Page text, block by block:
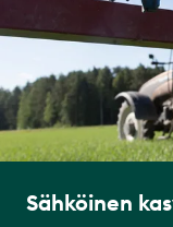
Sähköinen